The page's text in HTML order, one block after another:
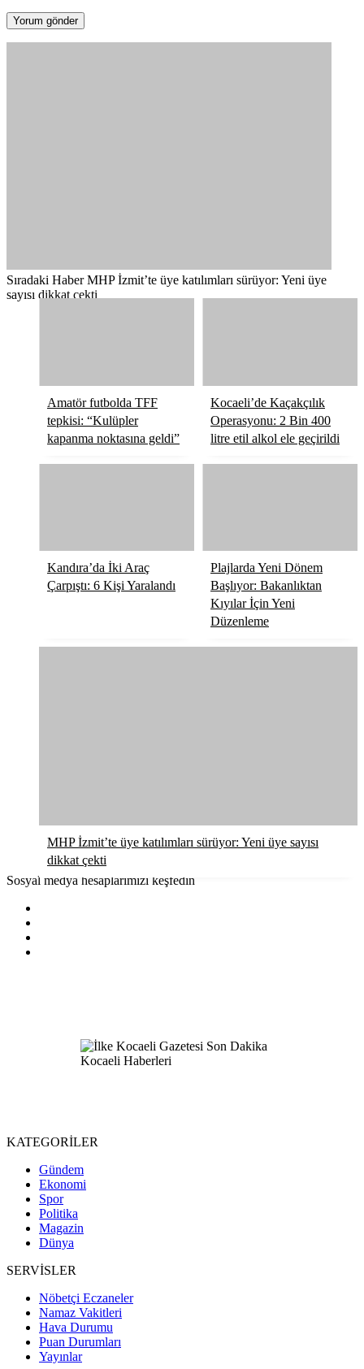
Sıradaki Haber MHP İzmit’te üye katılımları sürüyor: Yeni üye
sayısı dikkat çekti
Amatör futbolda TFF
tepkisi: “Kulüpler
kapanma noktasına geldi”
Kocaeli’de Kaçakçılık
Operasyonu: 2 Bin 400
litre etil alkol ele geçirildi
Kandıra’da İki Araç
Çarpıştı: 6 Kişi Yaralandı
Plajlarda Yeni Dönem
Başlıyor: Bakanlıktan
Kıyılar İçin Yeni
Düzenleme
MHP İzmit’te üye katılımları sürüyor: Yeni üye sayısı
dikkat çekti
Sosyal medya hesaplarımızı keşfedin
KATEGORİLER
Gündem
Ekonomi
Spor
Politika
Magazin
Dünya
SERVİSLER
Nöbetçi Eczaneler
Namaz Vakitleri
Hava Durumu
Puan Durumları
Yayınlar